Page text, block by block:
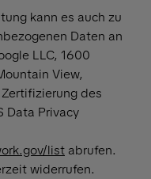
kann es auch zu
Daten an
LLC, 1600
View,
des
Data Privacy
list abrufen.
widerrufen.